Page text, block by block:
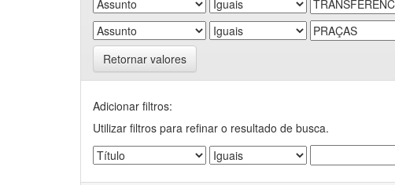
Retornar valores
Adicionar filtros:
Utilizar filtros para refinar o resultado de busca.